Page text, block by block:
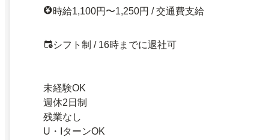
時給1,100円〜1,250円 / 交通費支給
シフト制 / 16時までに退社可
未経験OK
週休2日制
残業なし
U・IターンOK